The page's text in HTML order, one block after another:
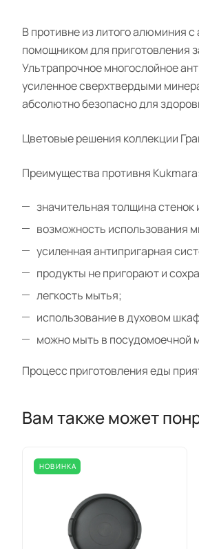
В противне из литого алюминия
помощником для приготовления
Ультрапрочное многослойное
усиленное сверхтвердыми
абсолютно безопасно для
Цветовые решения коллекции
Преимущества противня
значительная толщина
возможность использования
усиленная антипригарная
продукты не пригорают и
легкость мытья;
использование в духовом
можно мыть в посудомоечной
Процесс приготовления еды
Вам также может
НОВИНКА